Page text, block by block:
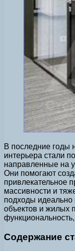
В последние годы
интерьера стали
направленные на
Они помогают
привлекательное
массивности и
подходы идеально
объектов и жилых
Содержание